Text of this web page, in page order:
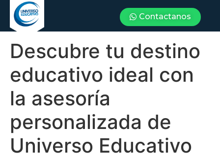
Contactanos
Descubre tu destino
educativo ideal con
la asesoría
personalizada de
Universo Educativo